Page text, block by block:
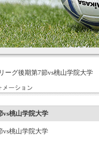
ーグ後期第7節vs桃山学院大学
vs桃山学院大学
vs桃山学院大学